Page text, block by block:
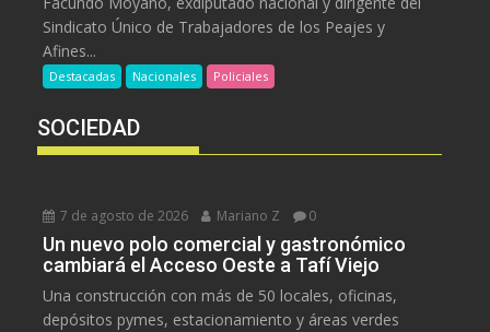
Sindicato Único de Trabajadores de los Peajes y
Afines...
Destacadas Nacionales Policiales
SOCIEDAD
7 de agosto de 2026 Mariano Z 0
Un nuevo polo comercial y gastronómico
cambiará el Acceso Oeste a Tafí Viejo
Una construcción con más de 50 locales, oficinas,
depósitos pymes, estacionamiento y áreas verdes